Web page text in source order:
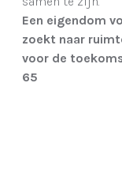
Een eigendom
zoekt naar
voor de
65